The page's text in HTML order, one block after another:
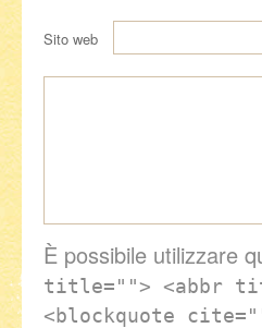
Sito web
È possibile utilizzare
title=""> <abbr
<blockquote